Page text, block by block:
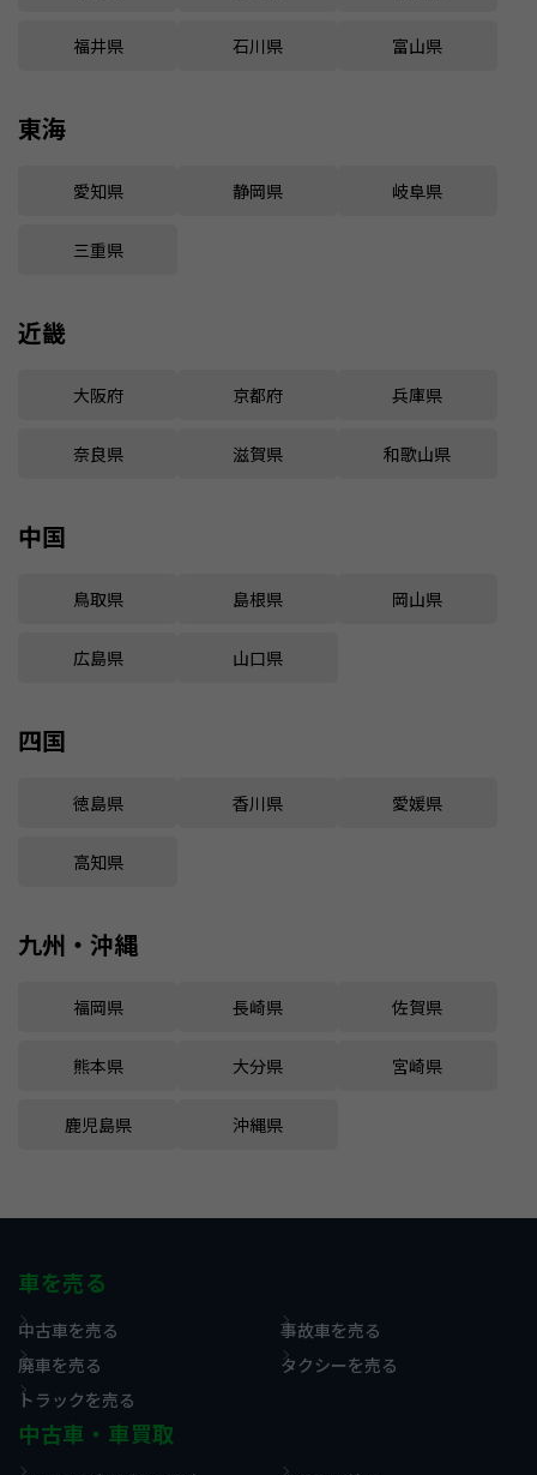
福井県 石川県 富山県
東海
愛知県 静岡県 岐阜県
三重県
近畿
大阪府 京都府 兵庫県
奈良県 滋賀県 和歌山県
中国
鳥取県 島根県 岡山県
広島県 山口県
四国
徳島県 香川県 愛媛県
高知県
九州・沖縄
福岡県 長崎県 佐賀県
熊本県 大分県 宮崎県
鹿児島県 沖縄県
車を売る
中古車を売る
事故車を売る
廃車を売る
タクシーを売る
トラックを売る
中古車・車買取